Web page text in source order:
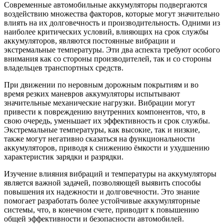
Современные автомобильные аккумуляторы подвергаются
воздействию множества факторов, которые могут значительно
влиять на их долговечность и производительность. Одними из
наиболее критических условий, влияющих на срок службы
аккумуляторов, являются постоянные вибрации и
экстремальные температуры. Эти два аспекта требуют особого
внимания как со стороны производителей, так и со стороны
владельцев транспортных средств.
При движении по неровным дорожным покрытиям и во
время резких маневров аккумуляторы испытывают
значительные механические нагрузки. Вибрации могут
привести к повреждению внутренних компонентов, что, в
свою очередь, уменьшает их эффективность и срок службы.
Экстремальные температуры, как высокие, так и низкие,
также могут негативно сказаться на функциональности
аккумуляторов, приводя к снижению ёмкости и ухудшению
характеристик зарядки и разрядки.
Изучение влияния вибраций и температуры на аккумуляторы
является важной задачей, позволяющей выявить способы
повышения их надежности и долговечности. Это знание
помогает разработать более устойчивые аккумуляторные
системы, что, в конечном счете, приводит к повышению
общей эффективности и безопасности автомобилей.